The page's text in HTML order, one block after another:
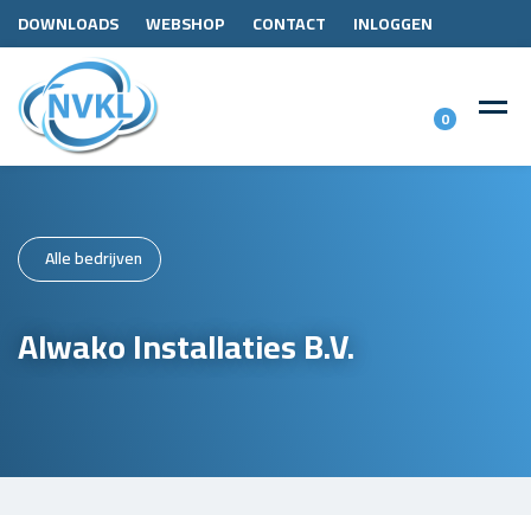
DOWNLOADS WEBSHOP CONTACT INLOGGEN
0
Alle bedrijven
Alwako Installaties B.V.